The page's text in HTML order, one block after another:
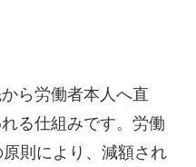
ら労働者本人へ直
る仕組みです。労働
則により、減額され